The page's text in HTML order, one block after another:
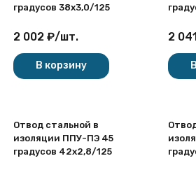
градусов 38х3,0/125
2 002 ₽/шт.
В корзину
2
Отвод стальной в
изоляции ППУ-ПЭ 45
градусов 42х2,8/125